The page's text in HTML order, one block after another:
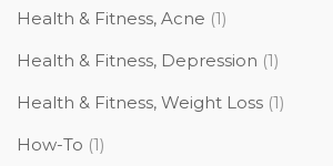
Health & Fitness, Acne (1)
Health & Fitness, Depression (1)
Health & Fitness, Weight Loss (1)
How-To (1)